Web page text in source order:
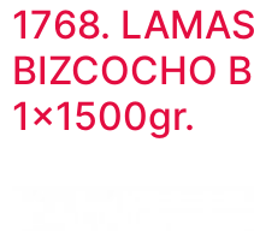
1768.
BIZCOCHO
1x1500gr.